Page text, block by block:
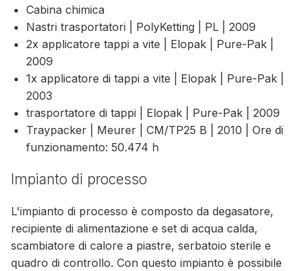
Cabina chimica
Nastri trasportatori | PolyKetting | PL | 2009
2x applicatore tappi a vite | Elopak | Pure-Pak |
2009
1x applicatore di tappi a vite | Elopak | Pure-Pak |
2003
trasportatore di tappi | Elopak | Pure-Pak | 2009
Traypacker | Meurer | CM/TP25 B | 2010 | Ore di
funzionamento: 50.474 h
Impianto di processo
L'impianto di processo è composto da degasatore,
recipiente di alimentazione e set di acqua calda,
scambiatore di calore a piastre, serbatoio sterile e
quadro di controllo. Con questo impianto è possibile